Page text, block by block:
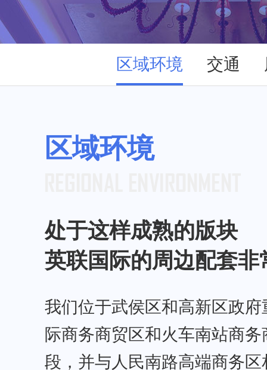
区域环境 交通
区域环境
处于这样成熟的版块
英联国际的周边配套非
我们位于武侯区和高新区政府
际商务商贸区和火车南站商
段，并与人民南路高端商务